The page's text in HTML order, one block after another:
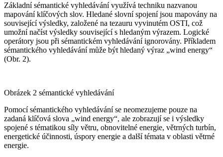
Základní sémantické vyhledávání využívá techniku ​​nazvanou
mapování klíčových slov. Hledané slovní spojení jsou mapovány na
související výsledky, založené na tezauru vyvinutém OSTI, což
umožní načíst výsledky související s hledaným výrazem. Logické
operátory jsou při sémantickém vyhledávání ignorovány. Příkladem
sémantického vyhledávání může být hledaný výraz „wind energy“
(Obr. 2).
Obrázek 2 sémantické vyhledávání
Pomocí sémantického vyhledávání se neomezujeme pouze na
zadaná klíčová slova „wind energy“, ale zobrazují se i výsledky
spojené s tématikou síly větru, obnovitelné energie, větrných turbín,
energetické účinnosti, úspory energie a další témata v oblasti větrné
energie.